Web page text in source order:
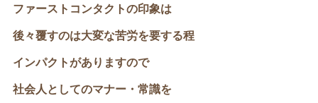
ファーストコンタクトの印象は
後々覆すのは大変な苦労を要する程
インパクトがありますので
社会人としてのマナー・常識を